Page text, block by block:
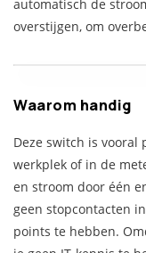
automatisch de
overstijgen, om
Waarom handig
Deze switch is
werkplek of in de
en stroom door één
geen stopcontacten
points te hebben.